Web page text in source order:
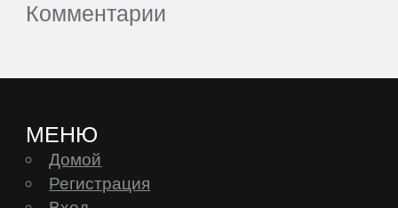
Комментарии
МЕНЮ
Домой
Регистрация